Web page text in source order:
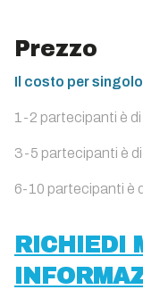
Prezzo
Il costo per
1-2 partecipanti è
3-5 partecipanti è
6-10 partecipanti è
RICHIEDI